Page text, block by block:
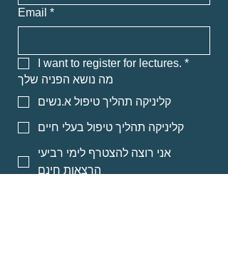
Email *
I want to register for lectures. *
מה נושא הפניה שלך
קליניקה תהליך טיפול א.נשים
קליניקה תהליך טיפול בעלי חיים
אני רוצה להצטרף לימי רביעי
הרצאות חינם